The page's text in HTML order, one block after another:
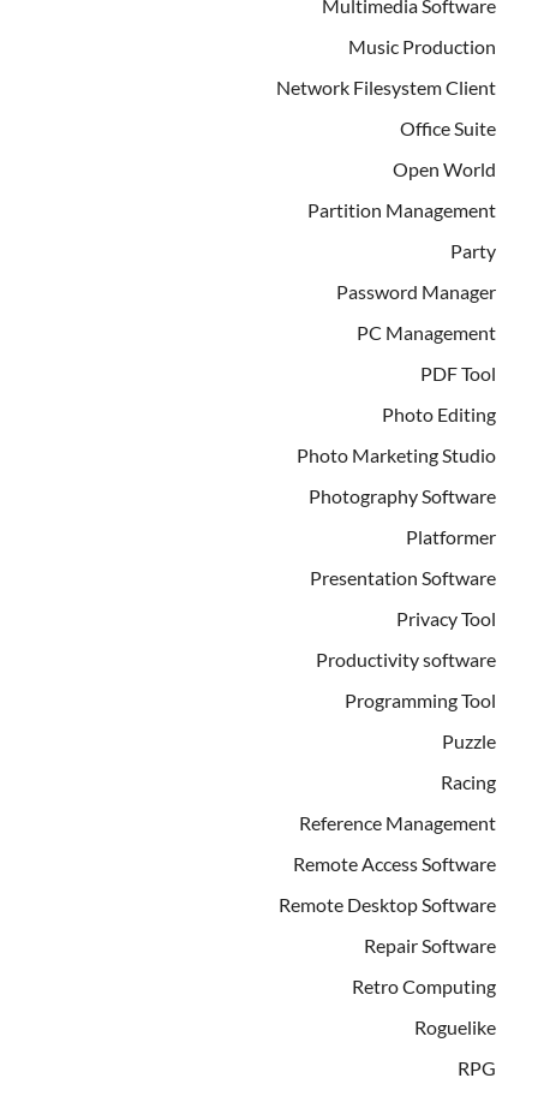
Multimedia Software
Music Production
Network Filesystem Client
Office Suite
Open World
Partition Management
Party
Password Manager
PC Management
PDF Tool
Photo Editing
Photo Marketing Studio
Photography Software
Platformer
Presentation Software
Privacy Tool
Productivity software
Programming Tool
Puzzle
Racing
Reference Management
Remote Access Software
Remote Desktop Software
Repair Software
Retro Computing
Roguelike
RPG